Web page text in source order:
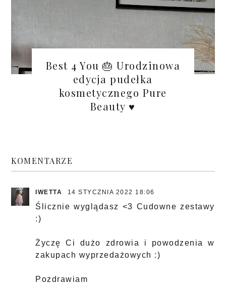
Best 4 You 🎂 Urodzinowa
edycja pudełka
kosmetycznego Pure
Beauty ♥
KOMENTARZE
IWETTA 14 STYCZNIA 2022 18:06
Ślicznie wyglądasz <3 Cudowne zestawy
:)
Życzę Ci dużo zdrowia i powodzenia w
zakupach wyprzedażowych :)
Pozdrawiam